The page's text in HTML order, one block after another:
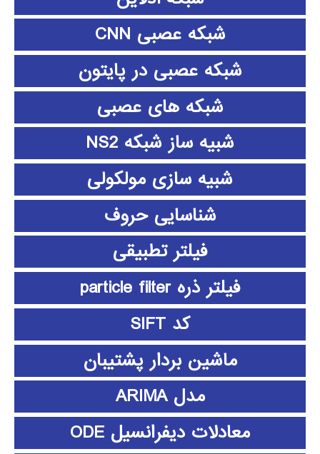
شبکه عصبی CNN
شبکه عصبی در پایتون
شبکه های عصبی
شبیه ساز شبکه NS2
شبیه سازی مولکولی
شناسایی حروف
فیلتر تطبیقی
فیلتر ذره particle filter
کد SIFT
ماشین بردار پشتیبان
مدل ARIMA
معادلات دیفرانسیل ODE